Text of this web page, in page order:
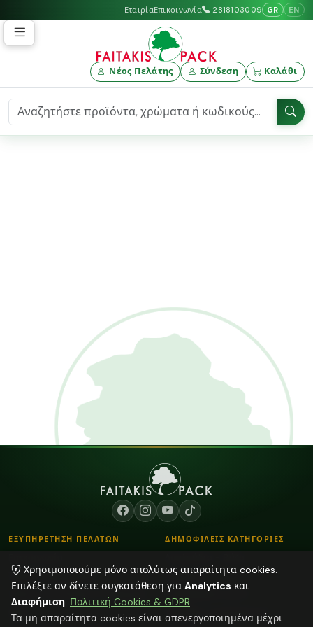
ΕταιρίαΕπικοινωνία 2818103009 GR EN
Νέος Πελάτης Σύνδεση Καλάθι
ΕΞΥΠΗΡΕΤΗΣΗ ΠΕΛΑΤΩΝ
Τρόποι Παραγγελίας
Τρόποι Αποστολής & Πληρωμής
Blog
ΔΗΜΟΦΙΛΕΙΣ ΚΑΤΗΓΟΡΙΕΣ
Κορδόνια
Αποξηραμένα φυτά
Plexiglass Διακοσμητικά
Χρησιμοποιούμε μόνο απολύτως απαραίτητα cookies.
Επιλέξτε αν δίνετε συγκατάθεση για Analytics και
Διαφήμιση. Πολιτική Cookies & GDPR
Τα μη απαραίτητα cookies είναι απενεργοποιημένα μέχρι